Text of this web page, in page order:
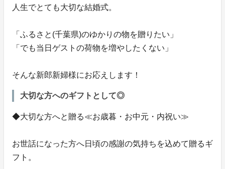
人生でとても大切な結婚式。
「ふるさと(千葉県)のゆかりの物を贈りたい」
「でも当日ゲストの荷物を増やしたくない」
そんな新郎新婦様にお応えします！
大切な方へのギフトとして◎
◆大切な方へと贈る≪お歳暮・お中元・内祝い≫
お世話になった方へ日頃の感謝の気持ちを込めて贈るギ
フト。